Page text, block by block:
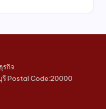
รกิจ
รี Postal Code:20000